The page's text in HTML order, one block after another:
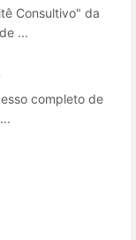
Consultivo" da
...
completo de